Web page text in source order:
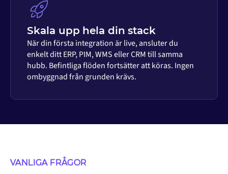
Skala upp hela din stack
När din första integration är live, ansluter du
enkelt ditt ERP, PIM, WMS eller CRM till samma
hubb. Befintliga flöden fortsätter att köras. Ingen
ombyggnad från grunden krävs.
VANLIGA FRÅGOR